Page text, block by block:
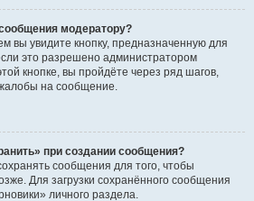
модератору?
вы увидите кнопку, предназначенную для
это разрешено администратором
кнопке, вы пройдёте через ряд шагов,
на сообщение.
при создании сообщения?
сообщения для того, чтобы
Для загрузки сохранённого сообщения
личного раздела.